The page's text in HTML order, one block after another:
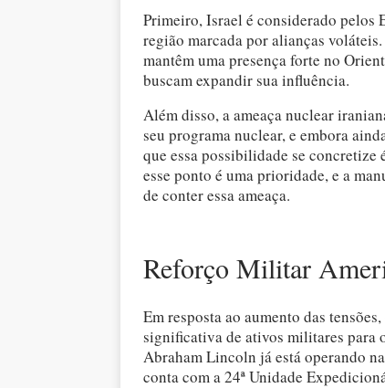
Primeiro, Israel é considerado pelos
região marcada por alianças
mantêm uma presença forte no
buscam expandir sua influência.
Além disso, a ameaça nuclear
seu programa nuclear, e embora
que essa possibilidade se concretize
esse ponto é uma prioridade, e a
de conter essa ameaça.
Reforço Militar
Em resposta ao aumento das
significativa de ativos militares para
Abraham Lincoln já está operando
conta com a 24ª Unidade